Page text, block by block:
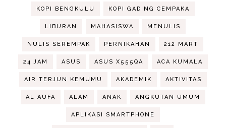
KOPI BENGKULU KOPI GADING CEMPAKA
LIBURAN MAHASISWA MENULIS
NULIS SEREMPAK PERNIKAHAN 212 MART
24 JAM ASUS ASUS X555QA ACA KUMALA
AIR TERJUN KEMUMU AKADEMIK AKTIVITAS
AL AUFA ALAM ANAK ANGKUTAN UMUM
APLIKASI SMARTPHONE